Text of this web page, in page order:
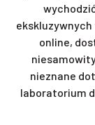
online,
nieznane
laboratorium